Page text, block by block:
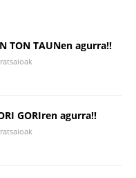
TON TAUNen agurra!!
GORIren agurra!!